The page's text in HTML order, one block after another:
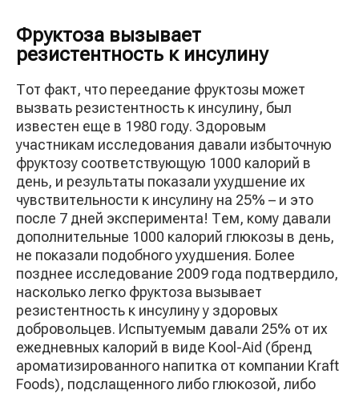
Фруктоза вызывает
резистентность к инсулину
Тот факт, что переедание фруктозы может
вызвать резистентность к инсулину, был
известен еще в 1980 году. Здоровым
участникам исследования давали избыточную
фруктозу соответствующую 1000 калорий в
день, и результаты показали ухудшение их
чувствительности к инсулину на 25% – и это
после 7 дней эксперимента! Тем, кому давали
дополнительные 1000 калорий глюкозы в день,
не показали подобного ухудшения. Более
позднее исследование 2009 года подтвердило,
насколько легко фруктоза вызывает
резистентность к инсулину у здоровых
добровольцев. Испытуемым давали 25% от их
ежедневных калорий в виде Kool-Aid (бренд
ароматизированного напитка от компании Kraft
Foods), подслащенного либо глюкозой, либо